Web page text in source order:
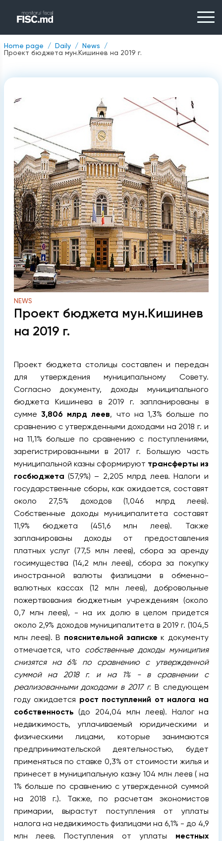
Home page Daily
News
Проект бюджета мун.Кишинев на 2019 г.
NEWS
Проект бюджета мун.Кишинев
на 2019 г.
Проект бюджета столицы составлен и передан
для утверждения муниципальному Совету.
Согласно документу, доходы муниципального
бюджета Кишинева в 2019 г. запланированы в
сумме 3,806 млрд леев, что на 1,3% больше по
сравнению с утвержденными доходами на 2018 г. и
на 11,1% больше по сравнению с поступлениями,
зарегистрированными в 2017 г. Большую часть
муниципальной казны сформируют трансферты из
госбюджета (57,9%) – 2,205 млрд леев. Налоги и
государственные сборы, как ожидается, составят
около 27,5% доходов (1,046 млрд леев).
Собственные доходы муниципалитета составят
11,9% бюджета (451,6 млн леев). Также
запланированы доходы от предоставления
платных услуг (77,5 млн леев), сбора за аренду
госимущества (14,2 млн леев), сбора за покупку
иностранной валюты физлицами в обменно-
валютных кассах (12 млн леев), добровольные
пожертвования бюджетным учреждениям (около
0,7 млн леев), - на их долю в целом придется
около 2,9% доходов муниципалитета в 2019 г. (104,5
млн леев). В пояснительной записке к документу
отмечается, что собственные доходы муниципия
снизятся на 6% по сравнению с утвержденной
суммой на 2018 г. и на 1% - в сравнении с
реализованными доходами в 2017 г.В следующем
году ожидается рост поступлений от налога на
собственность (до 204,04 млн леев). Налог на
недвижимость, уплачиваемый юридическими и
физическими лицами, которые занимаются
предпринимательской деятельностью, будет
применяться по ставке 0,3% от стоимости жилья и
принесет в муниципальную казну 104 млн леев ( на
1% больше по сравнению с утвержденной суммой
на 2018 г.). Также, по расчетам экономистов
примарии, вырастут поступления от уплаты
налога на недвижимость физлицами на 6,1% - до 4,9
млн леев. Поступления от уплаты местных